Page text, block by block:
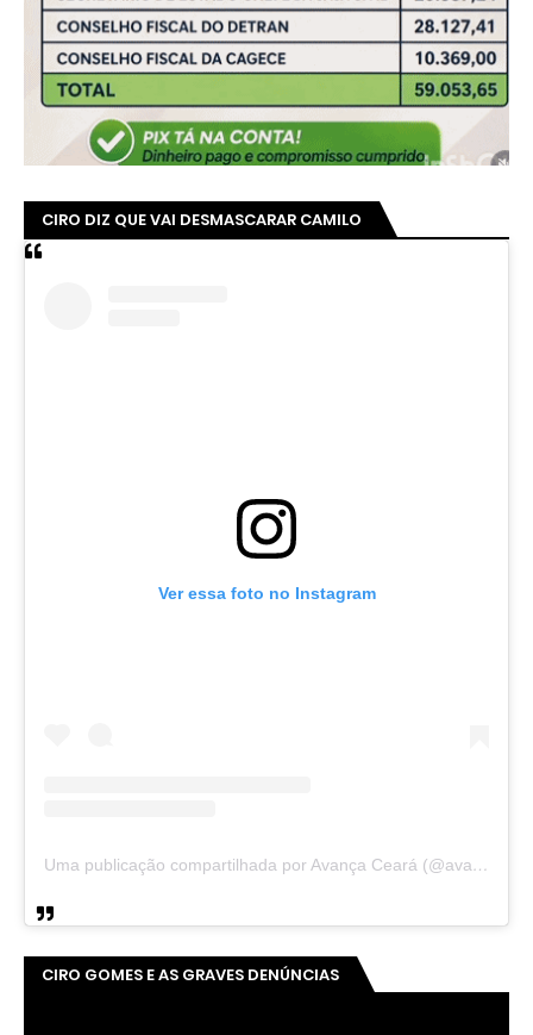
CIRO DIZ QUE VAI DESMASCARAR CAMILO
Ver essa foto no Instagram
Uma publicação compartilhada por Avança Ceará (@avancaceara)
CIRO GOMES E AS GRAVES DENÚNCIAS